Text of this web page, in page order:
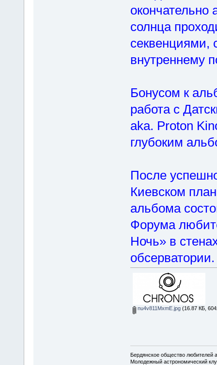
окончательно
солнца
секвенциями,
внутреннему
Бонусом к
работа с
aka. Proton
глубоким
После
Киевском
альбома
Форума
Ночь» в
обсерватории.
nu4v811MxmE.jpg(16.87 КБ,
Бердянское общество любителей
Молодежный астрономический